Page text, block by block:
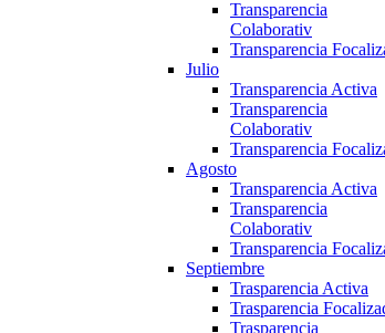
Transparencia
Colaborativ
Transparencia
Julio
Transparencia Activa
Transparencia
Colaborativ
Transparencia
Agosto
Transparencia Activa
Transparencia
Colaborativ
Transparencia
Septiembre
Trasparencia Activa
Trasparencia
Trasparencia